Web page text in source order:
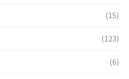
(15)
(123)
(6)